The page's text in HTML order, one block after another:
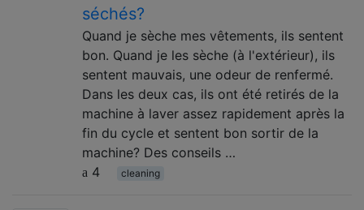
séchés?
Quand je sèche mes vêtements, ils sentent
bon. Quand je les sèche (à l'extérieur), ils
sentent mauvais, une odeur de renfermé.
Dans les deux cas, ils ont été retirés de la
machine à laver assez rapidement après la
fin du cycle et sentent bon sortir de la
machine? Des conseils …
4
cleaning